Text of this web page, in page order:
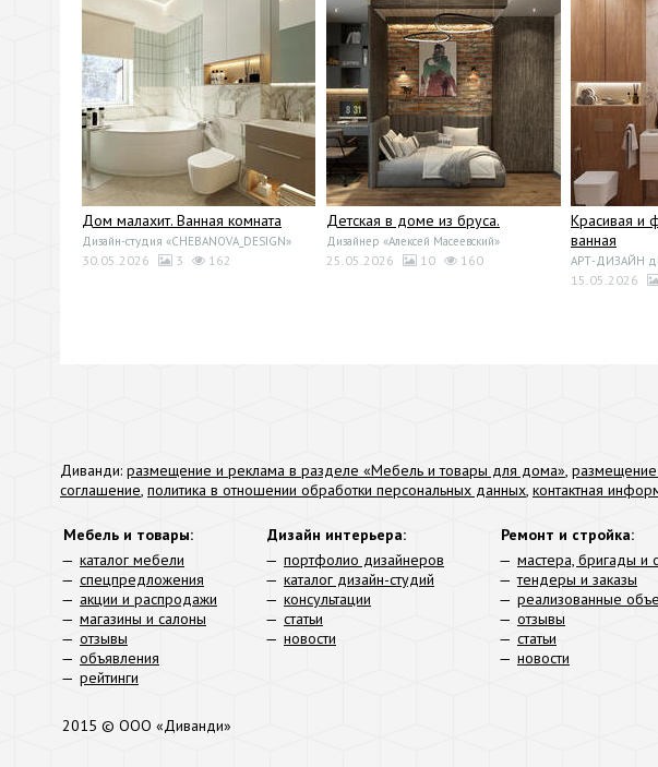
Дом малахит. Ванная комната
Дизайн-студия «CHEBANOVA_DESIGN»
30.05.2026 3 162
Детская в доме из бруса.
Дизайнер «Алексей Масеевский»
25.05.2026 10 160
Красивая и
ванная
АРТ-ДИЗАЙН
15.05.2026
Диванди: размещение и реклама в разделе «Мебель и товары для дома», размещение
соглашение, политика в отношении обработки персональных данных, контактная
Мебель и товары:
каталог мебели
спецпредложения
акции и распродажи
магазины и салоны
отзывы
объявления
рейтинги
Дизайн интерьера:
портфолио дизайнеров
каталог дизайн-студий
консультации
статьи
новости
Ремонт и стройка:
мастера, бригады и
тендеры и заказы
реализованные
отзывы
статьи
новости
2015 © ООО «Диванди»